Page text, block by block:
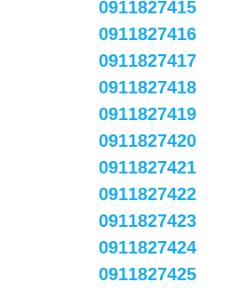
0911827415
0911827416
0911827417
0911827418
0911827419
0911827420
0911827421
0911827422
0911827423
0911827424
0911827425